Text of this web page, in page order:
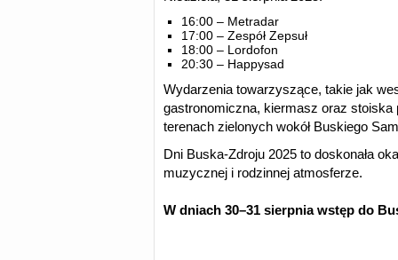
16:00 – Metradar
17:00 – Zespół Zepsuł
18:00 – Lordofon
20:30 – Happysad
Wydarzenia towarzyszące, takie jak
gastronomiczna, kiermasz oraz
terenach zielonych wokół Buskiego
Dni Buska-Zdroju 2025 to doskonała
muzycznej i rodzinnej atmosferze.
W dniach 30–31 sierpnia wstęp do